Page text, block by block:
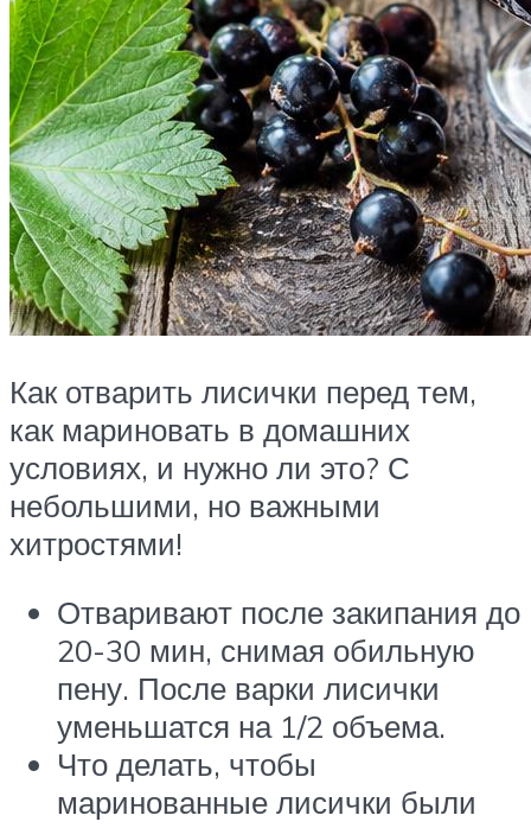
Как отварить лисички перед тем,
как мариновать в домашних
условиях, и нужно ли это? С
небольшими, но важными
хитростями!
Отваривают после закипания до
20-30 мин, снимая обильную
пену. После варки лисички
уменьшатся на 1/2 объема.
Что делать, чтобы
маринованные лисички были